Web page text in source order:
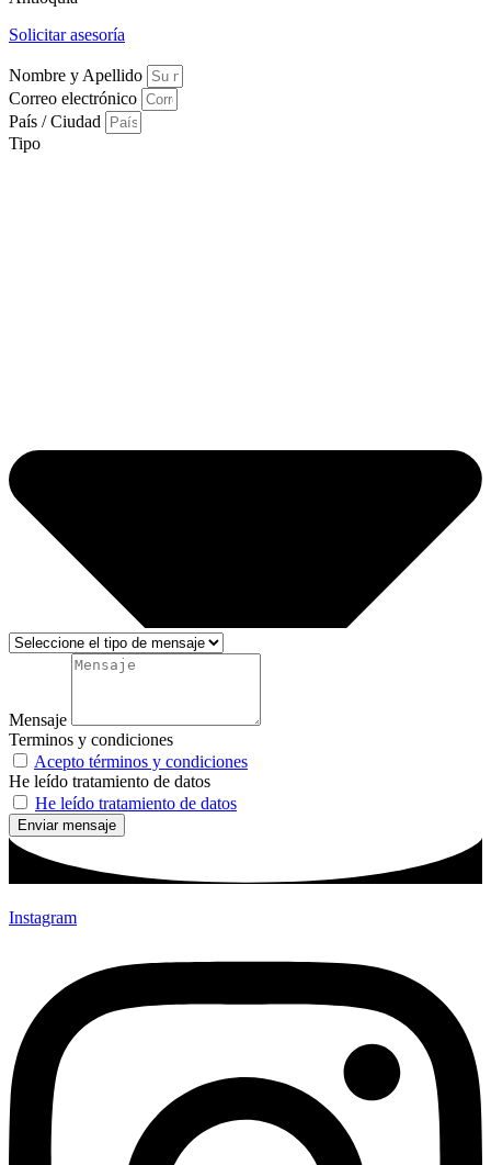
Solicitar asesoría
Nombre y Apellido
Correo electrónico
País / Ciudad
Tipo
Mensaje
Terminos y condiciones
Acepto términos y condiciones
He leído tratamiento de datos
He leído tratamiento de datos
Enviar mensaje
Instagram